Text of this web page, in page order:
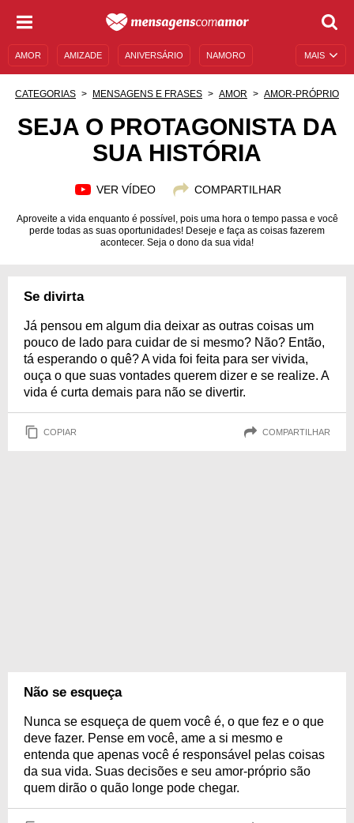
MAIS
AMOR AMIZADE ANIVERSÁRIO NAMORO
MENSAGENS E FRASES MENSAGENS DE ANIVERSÁRIO
CATEGORIAS MENSAGENS E FRASES AMOR AMOR-PRÓPRIO
SEJA O PROTAGONISTA DA
SUA HISTÓRIA
VER VÍDEO COMPARTILHAR
Aproveite a vida enquanto é possível, pois uma hora o tempo passa e você
perde todas as suas oportunidades! Deseje e faça as coisas fazerem
acontecer. Seja o dono da sua vida!
Se divirta
Já pensou em algum dia deixar as outras coisas um
pouco de lado para cuidar de si mesmo? Não? Então,
tá esperando o quê? A vida foi feita para ser vivida,
ouça o que suas vontades querem dizer e se realize. A
vida é curta demais para não se divertir.
COPIAR COMPARTILHAR
Não se esqueça
Nunca se esqueça de quem você é, o que fez e o que
deve fazer. Pense em você, ame a si mesmo e
entenda que apenas você é responsável pelas coisas
da sua vida. Suas decisões e seu amor-próprio são
quem dirão o quão longe pode chegar.